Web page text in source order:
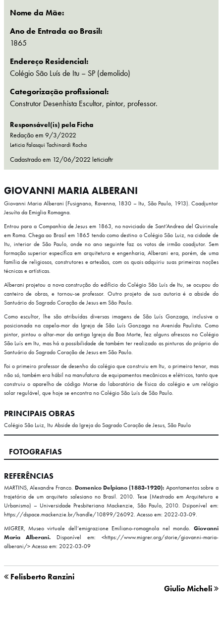
Nome da Mãe:
Ano de Entrada ao Brasil:
1865
Endereço Residencial:
Colégio São Luís de Itu – SP (demolido)
Categorização profissional:
Construtor Desenhista Escultor, pintor, professor.
Responsável(is) pela Ficha
Redação em 9/3/2022
Leticia Falasqui Tachinardi Rocha
Cadastrado em 12/06/2022 leticiaftr
GIOVANNI MARIA ALBERANI
Giovanni Maria Alberani (Fusignano, Ravenna, 1830 – Itu, São Paulo, 1913). Coadjuntor
Jesuíta da Emiglia Romagna.
Entrou para a Companhia de Jesus em 1863, no noviciado de Sant’Andrea del Quirinale
em Roma. Chega ao Brasil em 1865 tendo como destino o Colégio São Luiz, na cidade de
Itu, interior de São Paulo, onde no ano seguinte faz os votos de irmão coadjutor. Sem
formação superior específica em arquitetura e engenharia, Alberani era, porém, de uma
família de religiosos, construtores e artesãos, com os quais adquiriu suas primeiras noções
técnicas e artísticas.
Alberani projetou a nova construção do edifício do Colégio São Luís de Itu, se ocupou do
canteiro de obras, e tornou-se professor. Outro projeto de sua autoria é a abside do
Santuário do Sagrado Coração de Jesus em São Paulo.
Como escultor, lhe são atribuídas diversas imagens de São Luís Gonzaga, inclusive a
posicionada na capela-mor da Igreja de São Luís Gonzaga na Avenida Paulista. Como
pintor, pintou o altar-mor da antiga Igreja da Boa Morte, fez alguns afrescos no Colégio
São Luís em Itu, mas há a possibilidade de também ter realizado as pinturas do próprio do
Santuário do Sagrado Coração de Jesus em São Paulo.
Foi o primeiro professor de desenho do colégio que construiu em Itu, o primeiro tenor, mas
não só, também era hábil na manufatura de equipamentos mecânicos e elétricos, tanto que
construiu o aparelho de código Morse do laboratório de física do colégio e um relógio
solar regulável, que hoje se encontra no Colégio São Luís de São Paulo.
PRINCIPAIS OBRAS
Colégio São Luiz, Itu Abside da Igreja do Sagrado Coração de Jesus, São Paulo
FOTOGRAFIAS
REFERÊNCIAS
MARTINS, Alexandre Franco. Domenico Delpiano (1883-1920): Apontamentos sobre a
trajetória de um arquiteto salesiano no Brasil. 2010. Tese (Mestrado em Arquitetura e
Urbanismo) – Universidade Presbiteriana Mackenzie, São Paulo, 2010. Dsiponível em:
https://dspace.mackenzie.br/handle/10899/26092. Acesso em: 2022-03-09.
MIGRER, Museo virtuale dell’emigrazione Emiliano-romagnola nel mondo. Giovanni
Maria Alberani. Disponível em: <https://www.migrer.org/storie/giovanni-maria-
alberani/> Acesso em: 2022-03-09
Felisberto Ranzini
Giulio Micheli